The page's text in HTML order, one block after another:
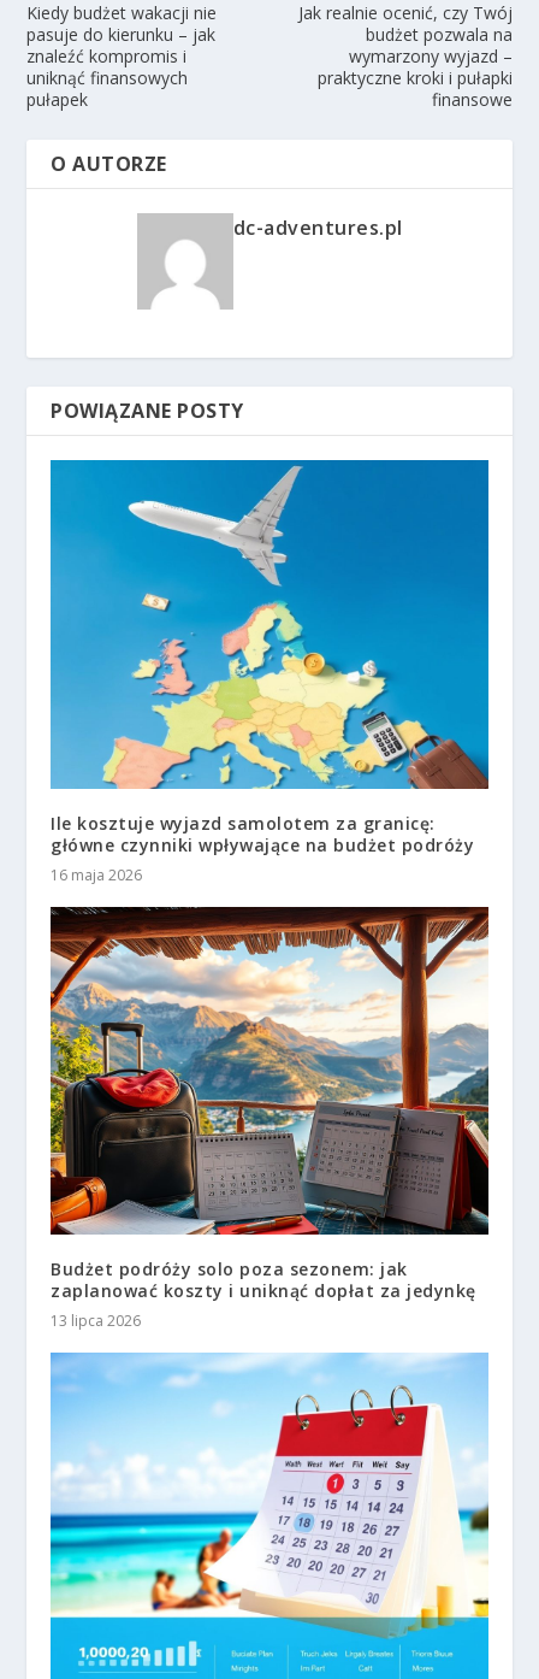
Kiedy budżet wakacji nie
pasuje do kierunku – jak
znaleźć kompromis i
uniknąć finansowych
pułapek
Jak realnie ocenić, czy Twój
budżet pozwala na
wymarzony wyjazd –
praktyczne kroki i pułapki
finansowe
O AUTORZE
dc-adventures.pl
POWIĄZANE POSTY
Ile kosztuje wyjazd samolotem za granicę:
główne czynniki wpływające na budżet podróży
16 maja 2026
Budżet podróży solo poza sezonem: jak
zaplanować koszty i uniknąć dopłat za jedynkę
13 lipca 2026